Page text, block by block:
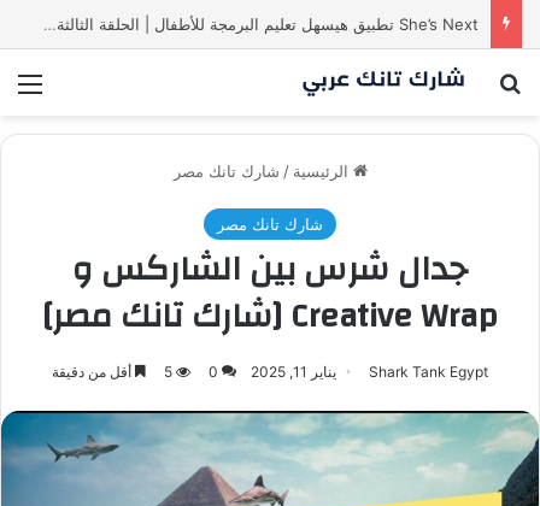
She’s Next تطبيق هيسهل تعليم البرمجة للأطفال | الحلقة الثالثة من
بحث عن
الرئيسية / شارك تانك مصر
شارك تانك مصر
جدال شرس بين الشاركس و
Creative Wrap [شارك تانك مصر]
Shark Tank Egypt يناير 11, 2025 0
5 أقل من دقيقة